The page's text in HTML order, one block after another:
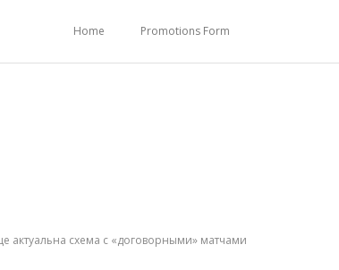
Home Promotions Form
схема с «договорными» матчами